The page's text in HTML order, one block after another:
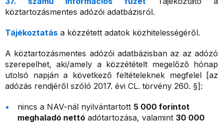
köztartozásmentes adózói adatbázisról.
Tájékoztatás a közzétett adatok közhitelességéről.
A köztartozásmentes adózói adatbázisban az az adózó
szerepelhet, aki/amely a közzétételt megelőző hónap
utolsó napján a következő feltételeknek megfelel [az
adózás rendjéről szóló 2017. évi CL. törvény 260. §]:
nincs a NAV-nál nyilvántartott 5 000 forintot
meghaladó nettó adótartozása, valamint 30 000